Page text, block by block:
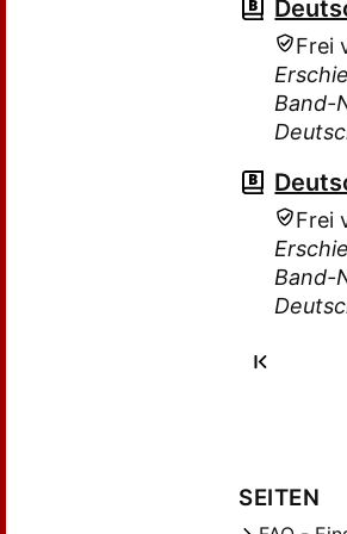
Frei
Band-
Frei
Band-
SEITEN